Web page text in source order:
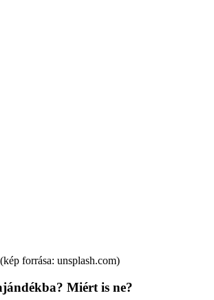
(kép forrása: unsplash.com)
Miért is ne?